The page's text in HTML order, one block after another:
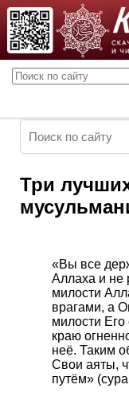
Три
«Вы все
Аллаха и не
милости
врагами, а
милости
краю
неё. Таким
Свои аяты,
путём»